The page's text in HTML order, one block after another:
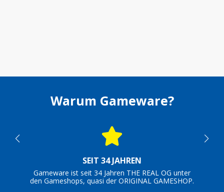
Warum Gameware?
SEIT 34 JAHREN
Gameware ist seit 34 Jahren THE REAL OG unter
den Gameshops, quasi der ORIGINAL GAMESHOP.